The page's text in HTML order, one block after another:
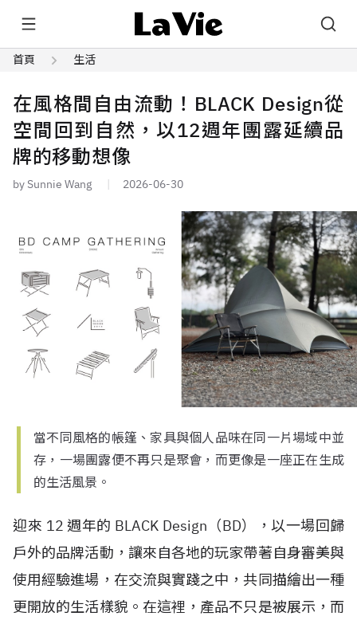
首頁 生活
在風格間自由流動！BLACK Design從
空間回到自然，以12週年團露延續品
牌的移動想像
by Sunnie Wang 2026-06-30
當不同風格的帳篷、家具與個人品味在同一片場域中並
存，一場團露便不再只是聚會，而更像是一座正在生成
的生活風景。
迎來 12 週年的 BLACK Design（BD），以一場回歸
戶外的品牌活動，讓來自各地的玩家帶著自身審美與
使用經驗進場，在交流與實踐之中，共同描繪出一種
更開放的生活樣貌。在這裡，產品不只是被展示，而